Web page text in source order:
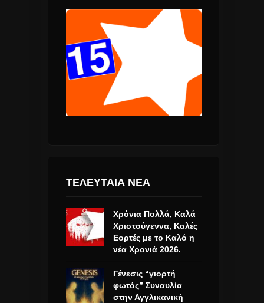
ΤΕΛΕΥΤΑΙΑ ΝΕΑ
Χρόνια Πολλά, Καλά
Χριστούγεννα, Καλές
Εορτές με το Καλό η
νέα Χρονιά 2026.
Γένεσις “γιορτή
φωτός” Συναυλία
στην Αγγλικανική